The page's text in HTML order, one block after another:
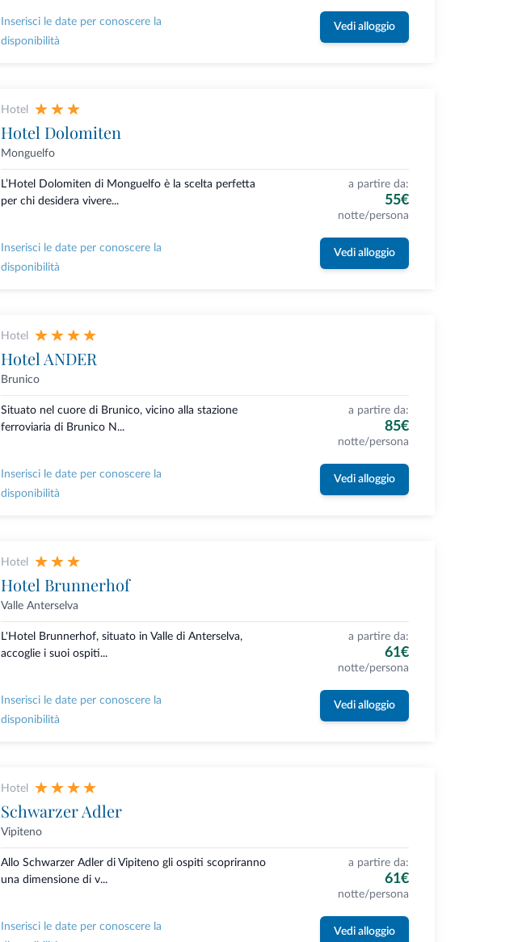
Inserisci le date per conoscere la
disponibilità
Vedi alloggio
Hotel
Hotel Dolomiten
Monguelfo
L’Hotel Dolomiten di Monguelfo è la scelta perfetta
per chi desidera vivere...
a partire da:
55€
notte/persona
Inserisci le date per conoscere la
disponibilità
Vedi alloggio
Hotel
Hotel ANDER
Brunico
Situato nel cuore di Brunico, vicino alla stazione
ferroviaria di Brunico N...
a partire da:
85€
notte/persona
Inserisci le date per conoscere la
disponibilità
Vedi alloggio
Hotel
Hotel Brunnerhof
Valle Anterselva
L'Hotel Brunnerhof, situato in Valle di Anterselva,
accoglie i suoi ospiti...
a partire da:
61€
notte/persona
Inserisci le date per conoscere la
disponibilità
Vedi alloggio
Hotel
Schwarzer Adler
Vipiteno
Allo Schwarzer Adler di Vipiteno gli ospiti scopriranno
una dimensione di v...
a partire da:
61€
notte/persona
Inserisci le date per conoscere la
Vedi alloggio